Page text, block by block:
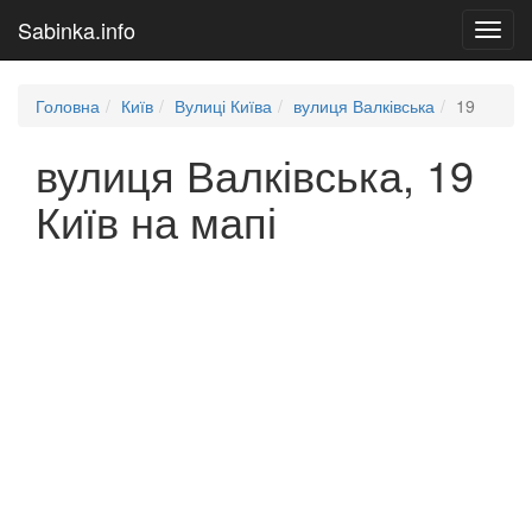
Sabinka.info
Головна Київ Вулиці Київа вулиця Валківська 19
вулиця Валківська, 19
Київ на мапі